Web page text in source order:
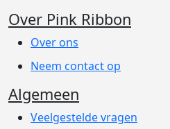
Over Pink Ribbon
Over ons
Neem contact op
Algemeen
Veelgestelde vragen